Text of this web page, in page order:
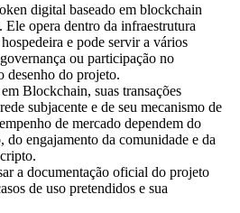
traders
digital baseado em blockchain
opera dentro da infraestrutura
e pode servir a vários
ou participação no
desenho do projeto.
Blockchain, suas transações
subjacente e de seu mecanismo de
de mercado dependem do
engajamento da comunidade e da
a documentação oficial do projeto
de uso pretendidos e sua